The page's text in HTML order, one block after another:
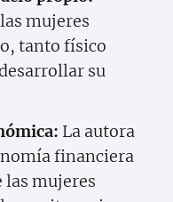
mujeres
tanto físico
su
La autora
financiera
las mujeres